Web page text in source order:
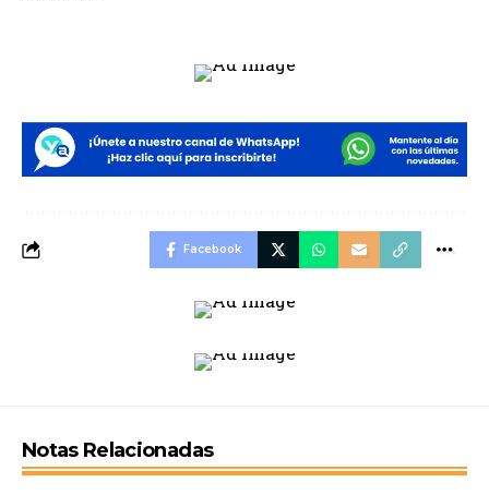
Facebook
Notas Relacionadas